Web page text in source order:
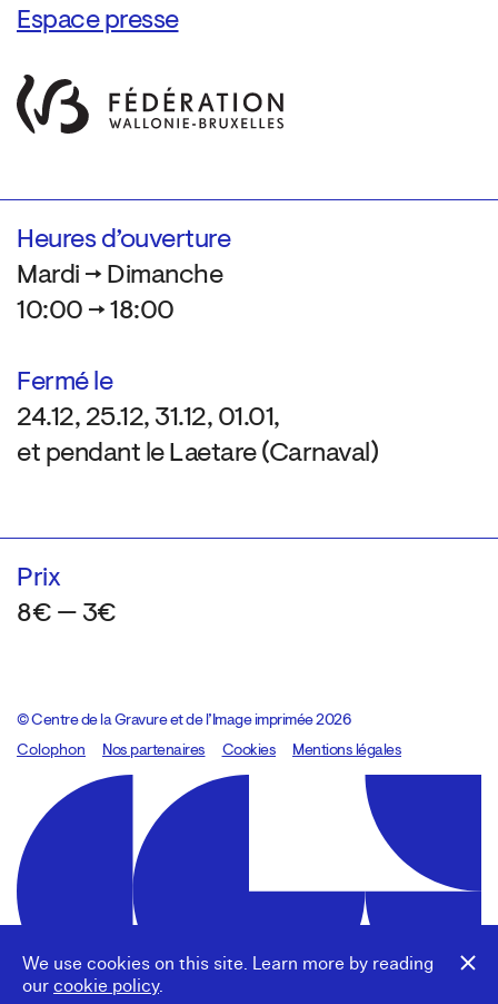
We use cookies on this site. Learn more by reading
our cookie policy.
Espace presse
Heures d’ouverture
Mardi → Dimanche
10:00 → 18:00
Fermé le
24.12, 25.12, 31.12, 01.01,
et pendant le Laetare (Carnaval)
Prix
8€ — 3€
© Centre de la Gravure et de l’Image imprimée 2026
Colophon
Design:Marcel Kaczmarek, code:8080.studio
Nos partenaires Cookies Mentions légales